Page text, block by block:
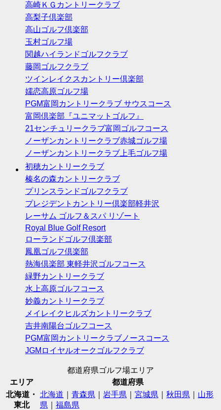
高崎ＫＧカントリークラブ
高梨子倶楽部
高山ゴルフ倶楽部
玉村ゴルフ場
関越ハイランドゴルフクラブ
藤岡ゴルフクラブ
ツインレイクスカントリー倶楽部
嬬恋高原ゴルフ場
PGM富岡カントリークラブ サウスコース
富岡倶楽部『ユニマットゴルフ』
21センチュリークラブ富岡ゴルフコース
ノーザンカントリークラブ赤城ゴルフ場
ノーザンカントリークラブ上毛ゴルフ場
初穂カントリークラブ
榛名の森カントリークラブ
プリンスランドゴルフクラブ
プレジデントカントリー倶楽部軽井沢
レーサム ゴルフ＆スパ リゾート
Royal Blue Golf Resort
ローランドゴルフ倶楽部
鳳凰ゴルフ倶楽部
熱海倶楽部 東軽井沢ゴルフコース
緑野カントリークラブ
水上高原ゴルフコース
妙義カントリークラブ
メイレイクヒルズカントリークラブ
吉井南陽台ゴルフコース
PGM富岡カントリークラブノースコース
JGMロイヤルオークゴルフクラブ
都道府県ゴルフ場エリア
エリア
都道府県
北海道・
東北
北海道 青森県 岩手県 宮城県 秋田県
山形
県
福島県